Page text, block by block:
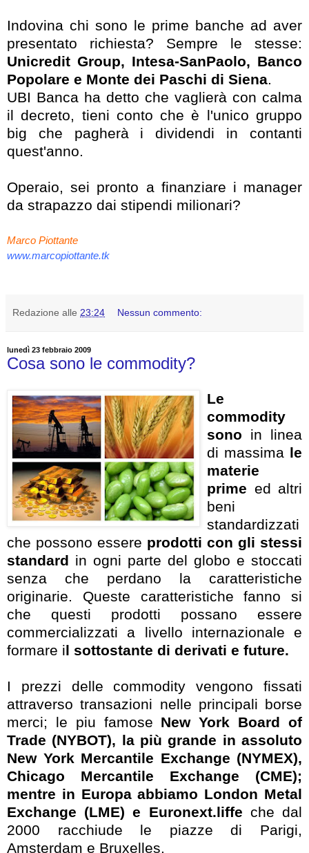
Indovina chi sono le prime banche ad aver
presentato richiesta? Sempre le stesse:
Unicredit Group, Intesa-SanPaolo, Banco
Popolare e Monte dei Paschi di Siena.
UBI Banca ha detto che vaglierà con calma
il decreto, tieni conto che è l'unico gruppo
big che pagherà i dividendi in contanti
quest'anno.
Operaio, sei pronto a finanziare i manager
da strapazzo dai stipendi milionari?
Marco Piottante
www.marcopiottante.tk
Redazione alle 23:24 Nessun commento:
lunedì 23 febbraio 2009
Cosa sono le commodity?
Le
commodity
sono in linea
di massima le
materie
prime ed altri
beni
standardizzati
che possono essere prodotti con gli stessi
standard in ogni parte del globo e stoccati
senza che perdano la caratteristiche
originarie. Queste caratteristiche fanno si
che questi prodotti possano essere
commercializzati a livello internazionale e
formare il sottostante di derivati e future.
I prezzi delle commodity vengono fissati
attraverso transazioni nelle principali borse
merci; le piu famose New York Board of
Trade (NYBOT), la più grande in assoluto
New York Mercantile Exchange (NYMEX),
Chicago Mercantile Exchange (CME);
mentre in Europa abbiamo London Metal
Exchange (LME) e Euronext.liffe che dal
2000 racchiude le piazze di Parigi,
Amsterdam e Bruxelles.